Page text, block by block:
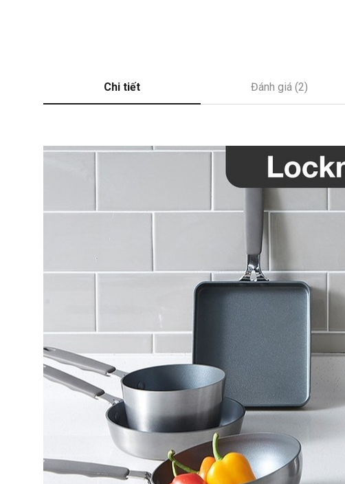
Chi tiết Đánh giá (2)